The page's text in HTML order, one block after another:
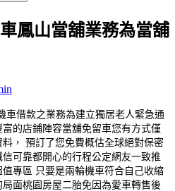
鳳山當舖業務為當舖
車借款之業務為建立獨居老人緊急通
的店鋪陣容當舖免留車您有方式僅
， 預訂了您免費概估全球絕對保密
可靠都開心的行程公定網友一致推
值專區 只要是兩輪機車符合自己收縮
局面桃園房屋二胎免因為愛車轉售後